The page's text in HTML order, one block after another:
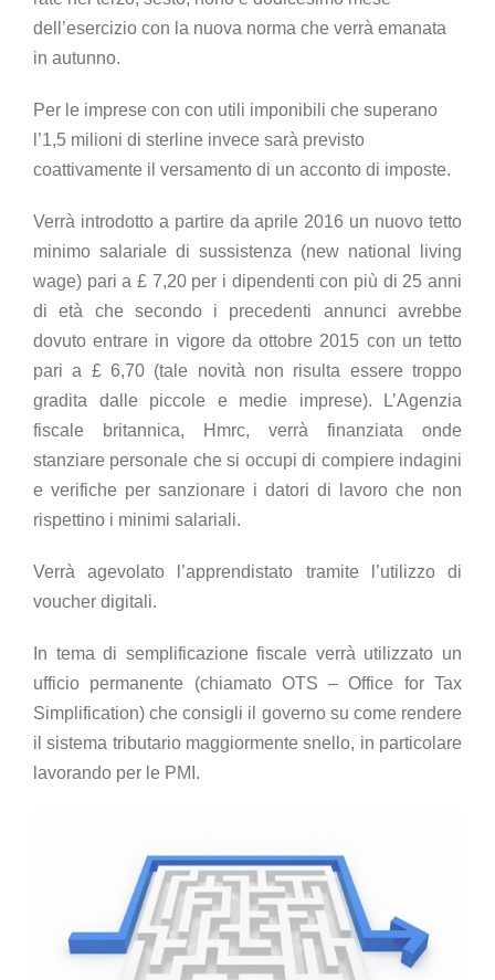
dell’esercizio con la nuova norma che verrà emanata
in autunno.
Per le imprese con con utili imponibili che superano
l’1,5 milioni di sterline invece sarà previsto
coattivamente il versamento di un acconto di imposte.
Verrà introdotto a partire da aprile 2016 un nuovo tetto
minimo salariale di sussistenza (new national living
wage) pari a £ 7,20 per i dipendenti con più di 25 anni
di età che secondo i precedenti annunci avrebbe
dovuto entrare in vigore da ottobre 2015 con un tetto
pari a £ 6,70 (tale novità non risulta essere troppo
gradita dalle piccole e medie imprese). L’Agenzia
fiscale britannica, Hmrc, verrà finanziata onde
stanziare personale che si occupi di compiere indagini
e verifiche per sanzionare i datori di lavoro che non
rispettino i minimi salariali.
Verrà agevolato l’apprendistato tramite l’utilizzo di
voucher digitali.
In tema di semplificazione fiscale verrà utilizzato un
ufficio permanente (chiamato OTS – Office for Tax
Simplification) che consigli il governo su come rendere
il sistema tributario maggiormente snello, in particolare
lavorando per le PMI.